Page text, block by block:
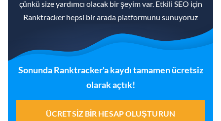
çünkü size yardımcı olacak bir şeyim var. Etkili SEO için
Ranktracker hepsi bir arada platformunu sunuyoruz
Sonunda Ranktracker'a kaydı tamamen ücretsiz
olarak açtık!
ÜCRETSIZ BIR HESAP OLUŞTURUN